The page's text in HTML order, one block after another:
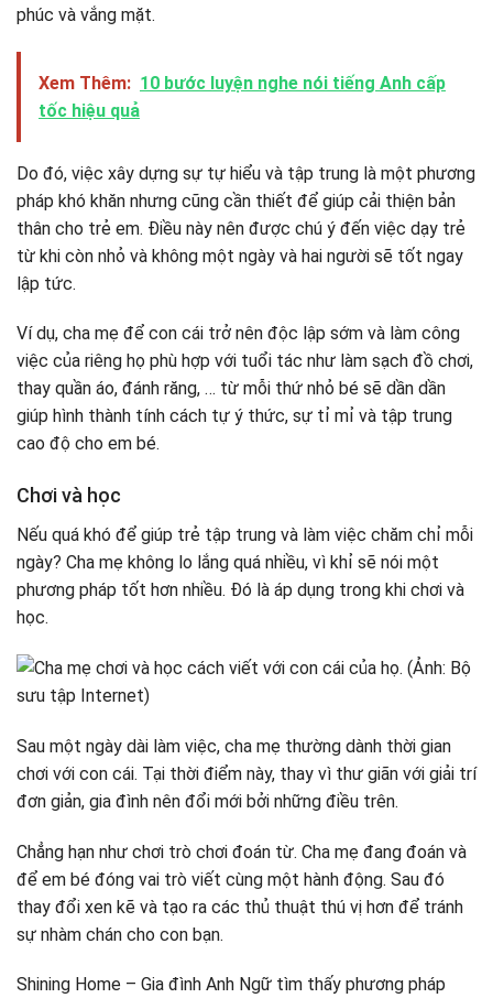
phúc và vắng mặt.
Xem Thêm: 10 bước luyện nghe nói tiếng Anh cấp
tốc hiệu quả
Do đó, việc xây dựng sự tự hiểu và tập trung là một phương
pháp khó khăn nhưng cũng cần thiết để giúp cải thiện bản
thân cho trẻ em. Điều này nên được chú ý đến việc dạy trẻ
từ khi còn nhỏ và không một ngày và hai người sẽ tốt ngay
lập tức.
Ví dụ, cha mẹ để con cái trở nên độc lập sớm và làm công
việc của riêng họ phù hợp với tuổi tác như làm sạch đồ chơi,
thay quần áo, đánh răng, … từ mỗi thứ nhỏ bé sẽ dần dần
giúp hình thành tính cách tự ý thức, sự tỉ mỉ và tập trung
cao độ cho em bé.
Chơi và học
Nếu quá khó để giúp trẻ tập trung và làm việc chăm chỉ mỗi
ngày? Cha mẹ không lo lắng quá nhiều, vì khỉ sẽ nói một
phương pháp tốt hơn nhiều. Đó là áp dụng trong khi chơi và
học.
Sau một ngày dài làm việc, cha mẹ thường dành thời gian
chơi với con cái. Tại thời điểm này, thay vì thư giãn với giải trí
đơn giản, gia đình nên đổi mới bởi những điều trên.
Chẳng hạn như chơi trò chơi đoán từ. Cha mẹ đang đoán và
để em bé đóng vai trò viết cùng một hành động. Sau đó
thay đổi xen kẽ và tạo ra các thủ thuật thú vị hơn để tránh
sự nhàm chán cho con bạn.
Shining Home – Gia đình Anh Ngữ tìm thấy phương pháp